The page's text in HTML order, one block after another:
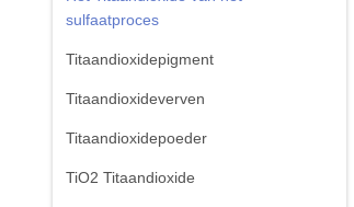
sulfaatproces
Titaandioxidepigment
Titaandioxideverven
Titaandioxidepoeder
TiO2 Titaandioxide